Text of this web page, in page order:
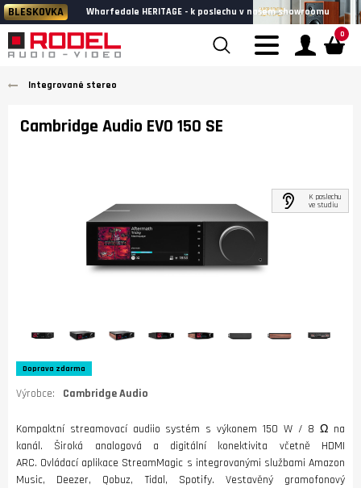
BLESKOVKA Wharfedale HERITAGE - k poslechu v našem showroomu
0
Integrované stereo
Cambridge Audio EVO 150 SE
K poslechu
ve studiu
Doprava zdarma
Výrobce: Cambridge Audio
Kompaktní streamovací audiio systém s výkonem 150 W / 8 Ω na
kanál. Široká analogová a digitální konektivita včetně HDMI
ARC. Ovládací aplikace StreamMagic s integrovanými službami Amazon
Music, Deezer, Qobuz, Tidal, Spotify. Vestavěný gramofonový